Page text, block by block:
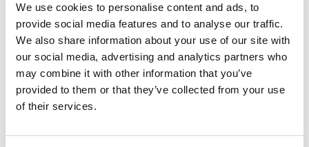
We use cookies to personalise content and ads, to
provide social media features and to analyse our traffic.
We also share information about your use of our site with
our social media, advertising and analytics partners who
may combine it with other information that you’ve
provided to them or that they’ve collected from your use
of their services.
■販売終了製品
・Actian Zen v14 for Magic 全製品
・Actian Zen v15 for Magic Work Group
2User UCI *
*2026年以降、WG用の追加ユーザライセンス
は1Userのみとなります